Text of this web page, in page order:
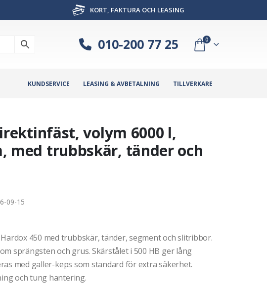
KORT, FAKTURA OCH LEASING
010-200 77 25 0
KUNDSERVICE LEASING & AVBETALNING TILLVERKARE
volym 6000 l,
med trubbskär, tänder och
09-15
450 med trubbskär, tänder, segment och slitribbor.
sprängsten och grus. Skärstålet i 500 HB ger lång
med galler-keps som standard för extra säkerhet.
och tung hantering.